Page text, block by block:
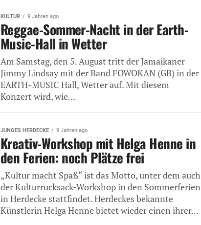
KULTUR 9 Jahren ago
Reggae-Sommer-Nacht in der Earth-
Music-Hall in Wetter
Am Samstag, den 5. August tritt der Jamaikaner
Jimmy Lindsay mit der Band FOWOKAN (GB) in der
EARTH-MUSIC Hall, Wetter auf. Mit diesem
Konzert wird, wie...
JUNGES HERDECKE 9 Jahren ago
Kreativ-Workshop mit Helga Henne in
den Ferien: noch Plätze frei
„Kultur macht Spaß“ ist das Motto, unter dem auch
der Kulturrucksack-Workshop in den Sommerferien
in Herdecke stattfindet. Herdeckes bekannte
Künstlerin Helga Henne bietet wieder einen ihrer...